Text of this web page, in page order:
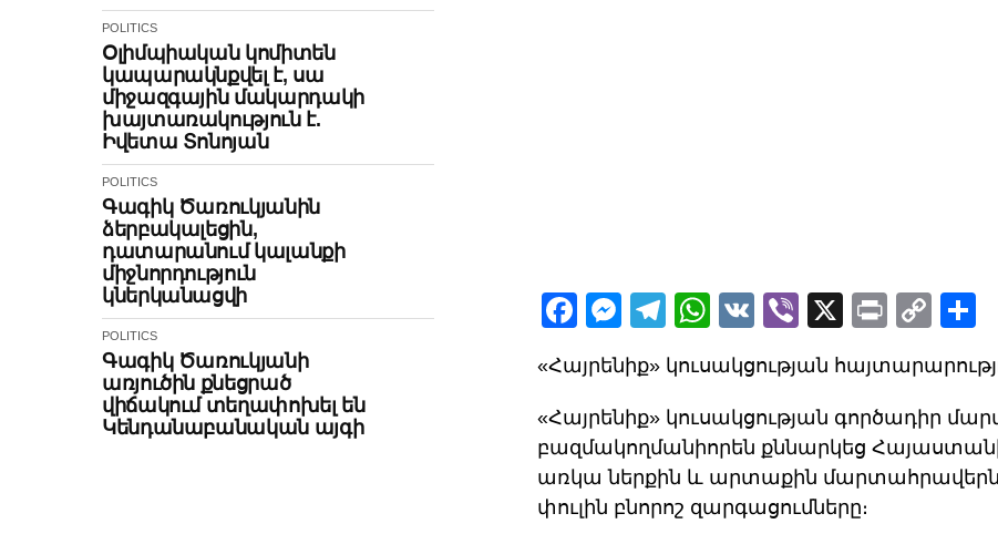
POLITICS
Օլիմպիական կոմիտեն
կապարակնքվել է, սա
միջազգային մակարդակի
խայտառակություն է.
Իվետա Տոնոյան
POLITICS
Գագիկ Ծառուկյանին
ձերբակալեցին,
դատարանում կալանքի
միջնորդություն
կներկանացվի
POLITICS
Գագիկ Ծառուկյանի
առյուծին քնեցրած
վիճակում տեղափոխել են
Կենդանաբանական այգի
Facebook
Messenger
Telegram
WhatsApp
VKViber
X PrintCopy
«Հայրենիք» կուսակցության
«Հայրենիք» կուսակցության գործադիր
բազմակողմանիորեն քննարկեց
առկա ներքին և արտաքին
փուլին բնորոշ զարգացումները։